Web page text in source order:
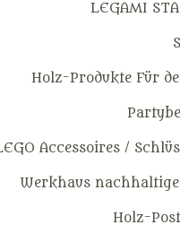
LEGAMI
Holz-Produkte Für
Accessoires /
Werkhaus
Holz-